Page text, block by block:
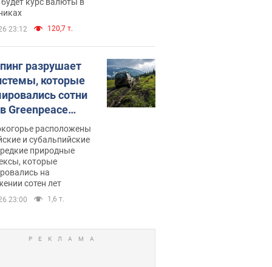
23:12 120,7 т.
разрушает
которые
сотни
Greenpeace
тревогурасположены
и субальпийские
природные
которые
на
сотен лет
23:00 1,6 т.